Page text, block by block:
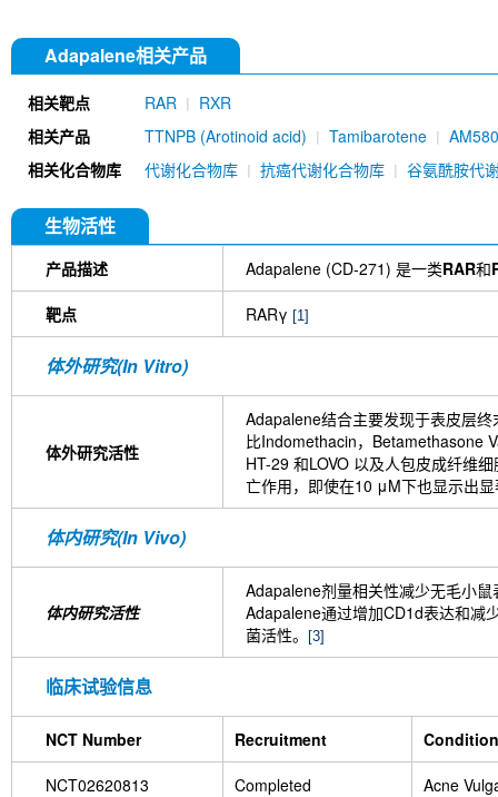
Adapalene相关产品
相关靶点 RAR
RXR
相关产品
TTNPB (Arotinoid acid) Tamibarotene
AM580
相关化合物库
代谢化合物库 抗癌代谢化合物库 谷氨酰胺代
生物活性
产品描述 Adapalene (CD-271) 是一类RAR和
靶点 RARγ [1]
体外研究(In Vitro)
体外研究活性
Adapalene结合主要发现于表皮层
比Indomethacin，Betamethasone
HT-29 和LOVO 以及人包皮成纤维
亡作用，即使在10 μM下也显示出
体内研究(In Vivo)
体内研究活性
Adapalene剂量相关性减少无毛小
Adapalene通过增加CD1d表达和减
菌活性。
[3]
临床试验信息
NCT Number Recruitment
NCT02620813 Completed Acne